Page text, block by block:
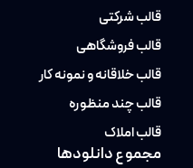
قالب شرکتی
قالب فروشگاهی
قالب خلاقانه و نمونه کار
قالب چند منظوره
قالب املاک
مجموع دانلودها